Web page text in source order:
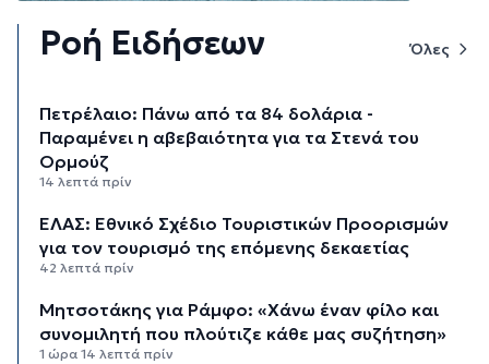
Ροή Ειδήσεων Όλες
Πετρέλαιο: Πάνω από τα 84 δολάρια -
Παραμένει η αβεβαιότητα για τα Στενά του
Ορμούζ
14 λεπτά πρίν
ΕΛΑΣ: Εθνικό Σχέδιο Τουριστικών Προορισμών
για τον τουρισμό της επόμενης δεκαετίας
42 λεπτά πρίν
Μητσοτάκης για Ράμφο: «Χάνω έναν φίλο και
συνομιλητή που πλούτιζε κάθε μας συζήτηση»
1 ώρα 14 λεπτά πρίν